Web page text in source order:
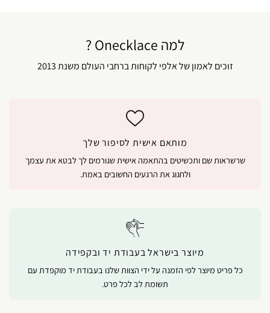
למה Onecklace ?
זוכים לאמון של אלפי לקוחות ברחבי העולם משנת 2013
מותאם אישית לסיפור שלך
שרשראות שם ותכשיטים בהתאמה אישית שגורמים לך לבטא את עצמך
ולחגוג את הרגעים החשובים באמת.
מיוצר בישראל בעבודת יד ובקפידה
כל פריט מיוצר לפי הזמנה על ידי הצוות שלנו בעבודת יד מוקפדת עם
תשומת לב לכל פרט.